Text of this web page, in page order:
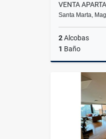
Santa Marta,
2Alcobas
1 Baño